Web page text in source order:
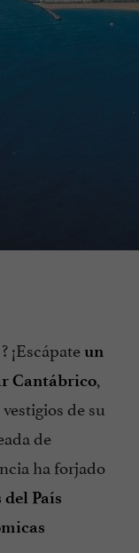
? ¡Escápateun
Cantábrico,
de su
de
ha forjado
País